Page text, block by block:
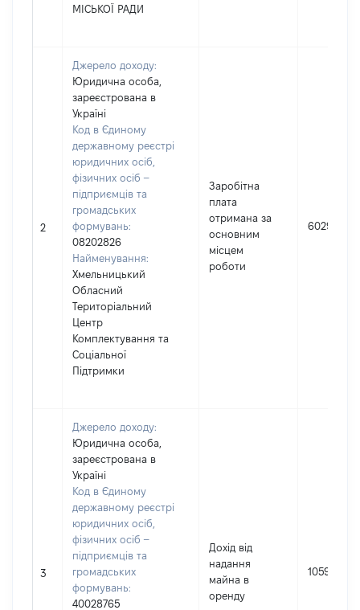
МІСЬКОЇ РАДИ
2
Джерело доходу:
Юридична особа,
зареєстрована в
Україні
Код в Єдиному
державному реєстрі
юридичних осіб,
фізичних осіб –
підприємців та
громадських
формувань:
08202826
Найменування:
Хмельницький
Обласний
Територіальний
Центр
Комплектування та
Соціальної
Підтримки
Заробітна
плата
отримана за
основним
місцем
роботи
602926
3
Джерело доходу:
Юридична особа,
зареєстрована в
Україні
Код в Єдиному
державному реєстрі
юридичних осіб,
фізичних осіб –
підприємців та
громадських
формувань:
40028765
Дохід від
надання
майна в
оренду
10598